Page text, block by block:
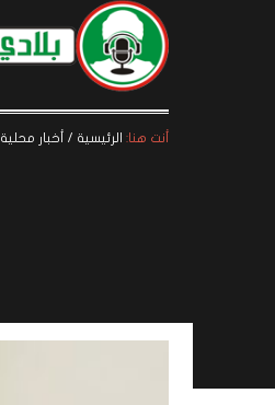
أنت هنا: الرئيسية / أخبار محلية